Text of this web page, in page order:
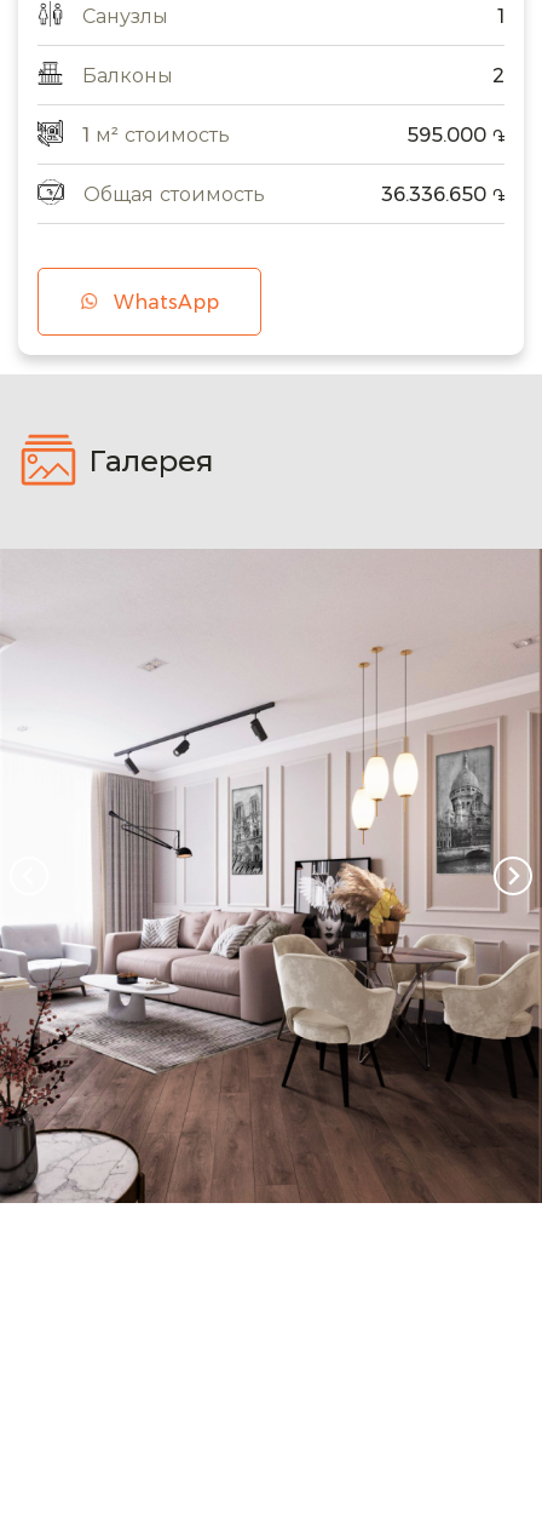
Санузлы 1
Балконы 2
1 м² стоимость 595.000 ֏
Общая стоимость 36.336.650 ֏
WhatsApp
Галерея